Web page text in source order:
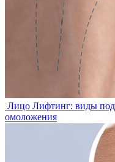
Лицо Лифтинг: виды
омоложения